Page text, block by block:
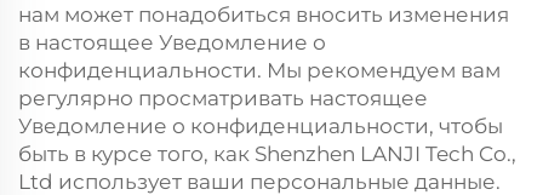
нам может понадобиться вносить изменения
в настоящее Уведомление о
конфиденциальности. Мы рекомендуем вам
регулярно просматривать настоящее
Уведомление о конфиденциальности, чтобы
быть в курсе того, как Shenzhen LANJI Tech Co.,
Ltd использует ваши персональные данные.